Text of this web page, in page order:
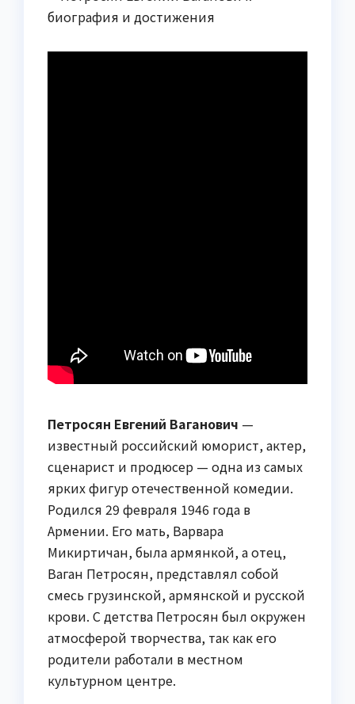
Петросян Евгений Ваганович —
известный российский юморист, актер,
сценарист и продюсер — одна из самых
ярких фигур отечественной комедии.
Родился 29 февраля 1946 года в
Армении. Его мать, Варвара
Микиртичан, была армянкой, а отец,
Ваган Петросян, представлял собой
смесь грузинской, армянской и русской
крови. С детства Петросян был окружен
атмосферой творчества, так как его
родители работали в местном
культурном центре.